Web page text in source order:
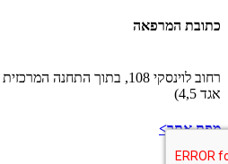
כתובת המרפאה
אגד 4,5)
מפת אתר>